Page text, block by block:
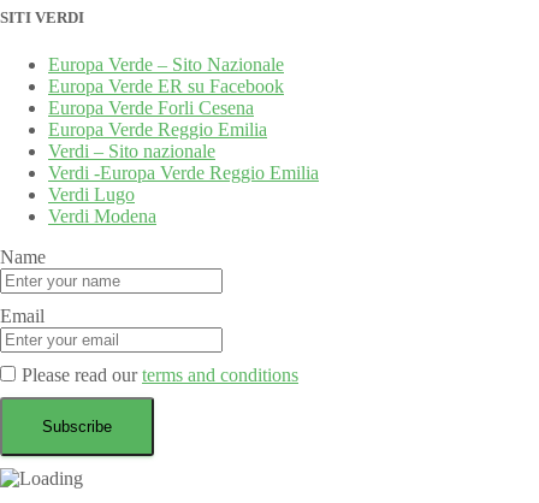
SITI VERDI
Europa Verde – Sito Nazionale
Europa Verde ER su Facebook
Europa Verde Forli Cesena
Europa Verde Reggio Emilia
Verdi – Sito nazionale
Verdi -Europa Verde Reggio Emilia
Verdi Lugo
Verdi Modena
Name
Email
Please read ourterms and conditions